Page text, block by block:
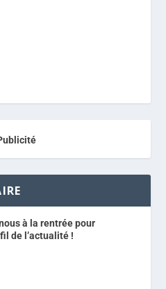
à la rentrée pour
de l’actualité !